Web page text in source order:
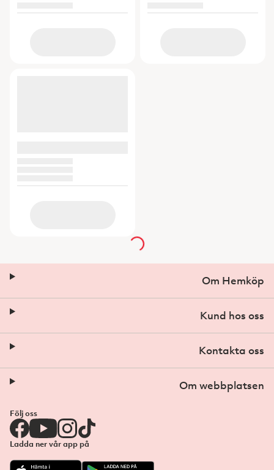
Om Hemköp
Kund hos oss
Kontakta oss
Om webbplatsen
Följ oss
Ladda ner vår app på